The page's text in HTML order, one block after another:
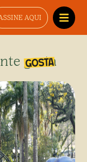
AQUI
gosta